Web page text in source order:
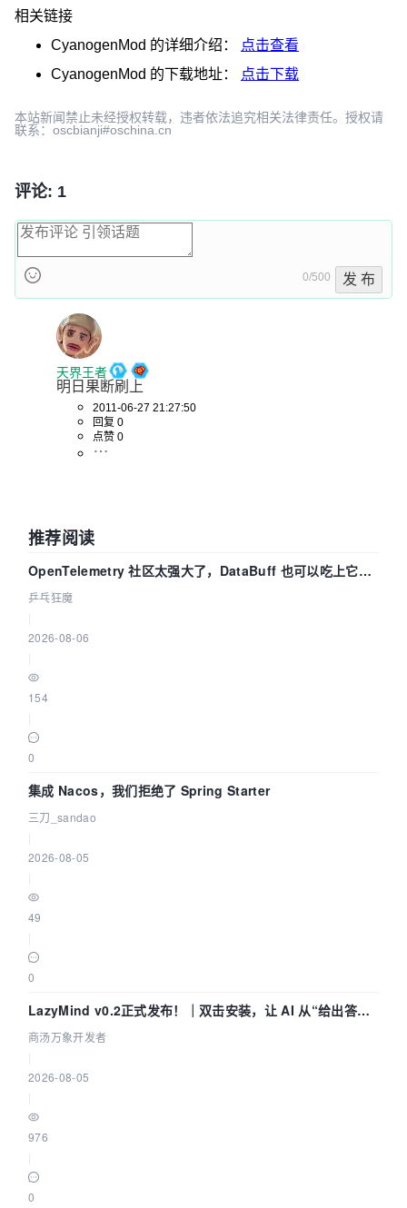
相关链接
CyanogenMod 的详细介绍：
点击查看
CyanogenMod 的下载地址： 点击下载
本站新闻禁止未经授权转载，违者依法追究相关法律责任。授权请
联系：oscbianji#oschina.cn
评论: 1
0/500 发 布
天界王者
明日果断刷上
2011-06-27 21:27:50
回复 0
点赞 0
推荐阅读
OpenTelemetry 社区太强大了，DataBuff 也可以吃上它的
eBPF 链路了
乒乓狂魔
2026-08-06
154
0
集成 Nacos，我们拒绝了 Spring Starter
三刀_sandao
2026-08-05
49
0
LazyMind v0.2正式发布！｜双击安装，让 AI 从“给出答案”
走到“完成交付”
商汤万象开发者
2026-08-05
976
0